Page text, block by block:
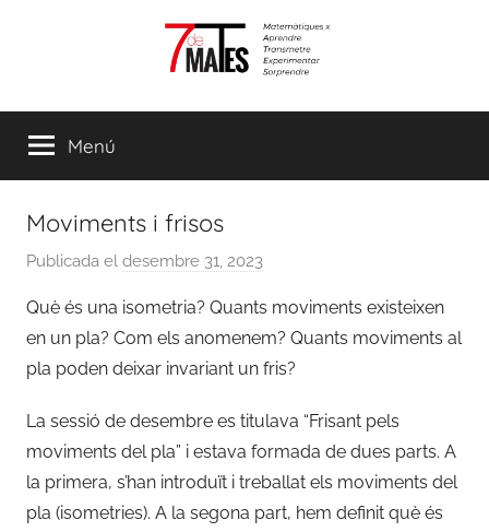
7demates
aprendre,
transmetre,
sorprendre
Menú
Moviments i frisos
Publicada el desembre 31, 2023
r
a
d
i
n
Què és una isometria? Quants moviments existeixen
en un pla? Com els anomenem? Quants moviments al
pla poden deixar invariant un fris?
La sessió de desembre es titulava “Frisant pels
moviments del pla” i estava formada de dues parts. A
la primera, s’han introduït i treballat els moviments del
pla (isometries). A la segona part, hem definit què és